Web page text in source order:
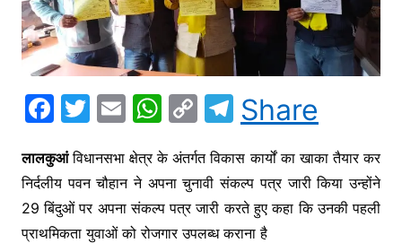
F
c
e
b
T
itt
er
E
ai
l
W
at
s
A
C
p
y
Li
T
el
e
gr
a
Share
लालकुआंविधानसभा क्षेत्र के अंतर्गत विकास कार्यों का खाका तैयार कर
निर्दलीय पवन चौहान ने अपना चुनावी संकल्प पत्र जारी किया उन्होंने
29 बिंदुओं पर अपना संकल्प पत्र जारी करते हुए कहा कि उनकी पहली
प्राथमिकता युवाओं को रोजगार उपलब्ध कराना है